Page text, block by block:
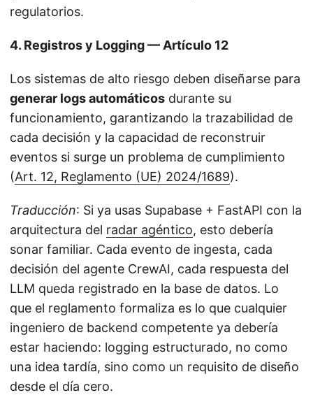
regulatorios.
4. Registros y Logging — Artículo 12
Los sistemas de alto riesgo deben diseñarse para
generar logs automáticos durante su
funcionamiento, garantizando la trazabilidad de
cada decisión y la capacidad de reconstruir
eventos si surge un problema de cumplimiento
(Art. 12, Reglamento (UE) 2024/1689).
Traducción: Si ya usas Supabase + FastAPI con la
arquitectura del radar agéntico, esto debería
sonar familiar. Cada evento de ingesta, cada
decisión del agente CrewAI, cada respuesta del
LLM queda registrado en la base de datos. Lo
que el reglamento formaliza es lo que cualquier
ingeniero de backend competente ya debería
estar haciendo: logging estructurado, no como
una idea tardía, sino como un requisito de diseño
desde el día cero.